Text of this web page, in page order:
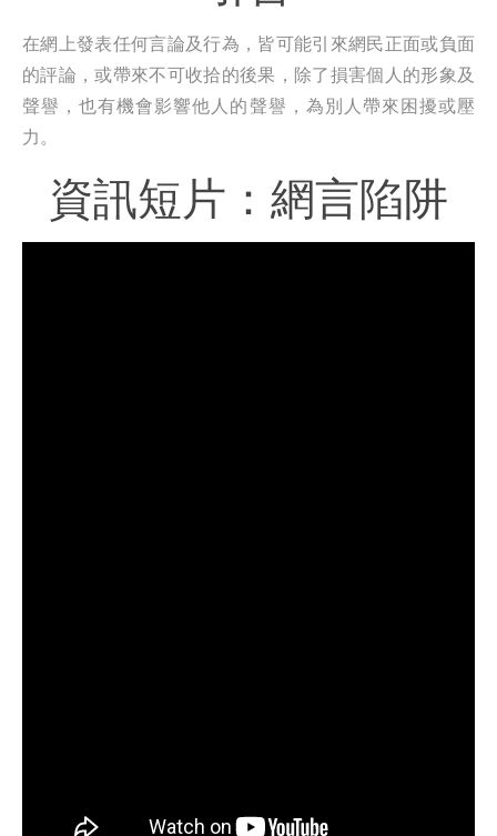
在網上發表任何言論及行為，皆可能引來網民正面或負面
的評論，或帶來不可收拾的後果，除了損害個人的形象及
聲譽，也有機會影響他人的聲譽，為別人帶來困擾或壓
力。
資訊短片：網言陷阱